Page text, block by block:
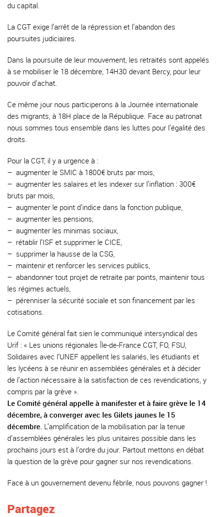
du capital.
La CGT exige l’arrêt de la répression et l’abandon des
poursuites judiciaires.
Dans la poursuite de leur mouvement, les retraités sont appelés
à se mobiliser le 18 décembre, 14H30 devant Bercy, pour leur
pouvoir d’achat.
Ce même jour nous participerons à la Journée internationale
des migrants, à 18H place de la République. Face au patronat
nous sommes tous ensemble dans les luttes pour l’égalité des
droits.
Pour la CGT, il y a urgence à :
– augmenter le SMIC à 1800€ bruts par mois,
– augmenter les salaires et les indexer sur l’inflation : 300€
bruts par mois,
– augmenter le point d’indice dans la fonction publique,
– augmenter les pensions,
– augmenter les minimas sociaux,
– rétablir l’ISF et supprimer le CICE,
– supprimer la hausse de la CSG,
– maintenir et renforcer les services publics,
– abandonner tout projet de retraite par points, maintenir tous
les régimes actuels,
– pérenniser la sécurité sociale et son financement par les
cotisations.
Le Comité général fait sien le communiqué intersyndical des
Urif : « Les unions régionales Île-de-France CGT, FO, FSU,
Solidaires avec l’UNEF appellent les salariés, les étudiants et
les lycéens à se réunir en assemblées générales et à décider
de l’action nécessaire à la satisfaction de ces revendications, y
compris par la grève ».
Le Comité général appelle à manifester et à faire grève le 14
décembre, à converger avec les Gilets jaunes le 15
décembre. L’amplification de la mobilisation par la tenue
d’assemblées générales les plus unitaires possible dans les
prochains jours est à l’ordre du jour. Partout mettons en débat
la question de la grève pour gagner sur nos revendications.
Face à un gouvernement devenu fébrile, nous pouvons gagner !
Partagez